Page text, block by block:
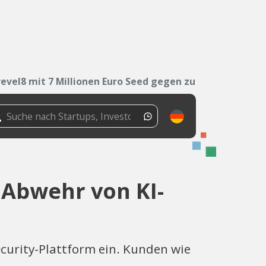
mit 7 Millionen Euro Seed gegen zur...
von KI-
Plattform ein. Kunden wie